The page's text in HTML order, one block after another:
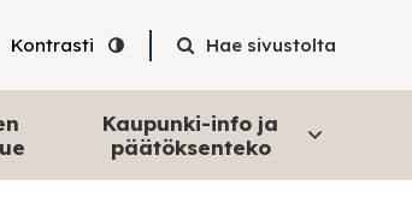
pienentäminen
suurentaminen
Kontrasti Hae sivustolta
Kaupunki-info ja
päätöksenteko